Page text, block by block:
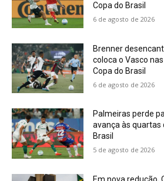
Copa do Brasil
6 de agosto de 2026
Brenner
coloca o Vasco
Copa do Brasil
6 de agosto de 2026
Palmeiras perde
avança às quartas
Brasil
5 de agosto de 2026